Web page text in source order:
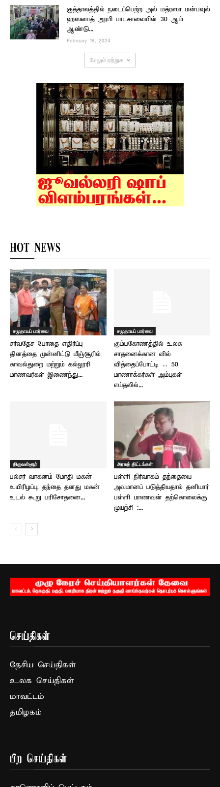
குத்தாலத்தில் நடைப்பெற்ற அல் மத்ரஸா மன்பவுல்
ஹஸனாத் அரபி பாடசாலையின் 30 ஆம்
ஆண்டு...
February 18, 2024
மேலும் ஏற்றுக
HOT NEWS
சமுதாயப் பார்வை
சர்வதேச போதை எதிர்ப்பு
தினத்தை முன்னிட்டு மீஞ்சூரில்
காவல்துறை மற்றும் கல்லூரி
மாணவர்கள் இணைந்து...
சமுதாயப் பார்வை
கும்பகோணத்தில் உலக
சாதனைக்கான வில்
வித்தைப்போட்டி … 50
மாணாக்கர்கள் அம்புகள்
எய்தலில்...
திருவள்ளூர்
பல்சர் வாகனம் மோதி மகன்
உயிரிழப்பு, தந்தை தனது மகன்
உடல் கூறு பரிசோதனை...
அரசுத் திட்டங்கள்
பள்ளி நிர்வாகம் தந்தையை
அவமானப் படுத்தியதால் தனியார்
பள்ளி மாணவன் தற்கொலைக்கு
முயற்சி :...
செய்திகள்
தேசிய செய்திகள்
உலக செய்திகள்
மாவட்டம்
தமிழகம்
பிற செய்திகள்